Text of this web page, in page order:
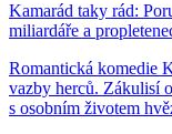
Kamarád taky rád:
miliardáře a
Romantická komedie
vazby herců. Zákulisí
s osobním životem